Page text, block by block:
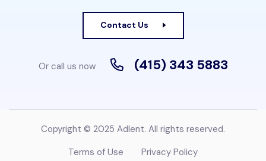
Contact Us
Or call us now (415) 343 5883
Copyright © 2025 Adlent. All rights reserved.
Terms of Use
Privacy Policy